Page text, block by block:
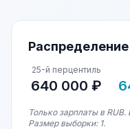
25-й перцентиль
640 000 ₽
Только зарплаты в
Размер выборки: 1.